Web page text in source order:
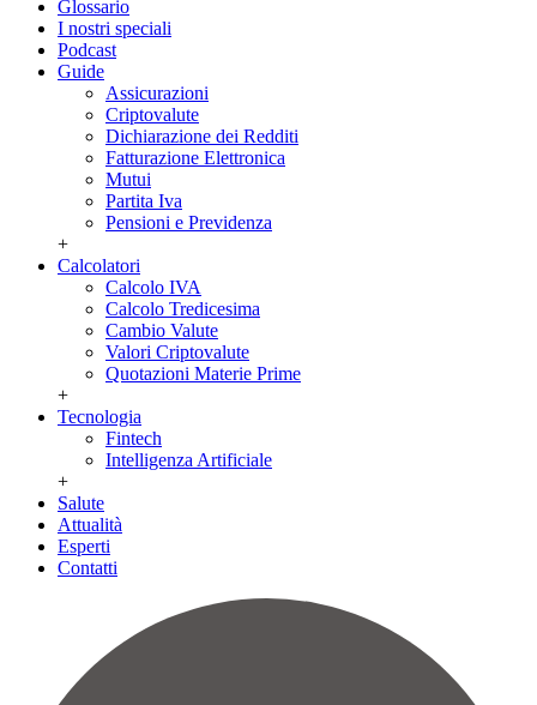
Glossario
I nostri speciali
Podcast
Guide
Assicurazioni
Criptovalute
Dichiarazione dei Redditi
Fatturazione Elettronica
Mutui
Partita Iva
Pensioni e Previdenza
+
Calcolatori
Calcolo IVA
Calcolo Tredicesima
Cambio Valute
Valori Criptovalute
Quotazioni Materie Prime
+
Tecnologia
Fintech
Intelligenza Artificiale
+
Salute
Attualità
Esperti
Contatti